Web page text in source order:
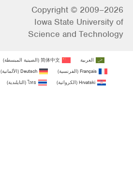
Copyright © 2009–2026
Iowa State University of
Science and Technology
العربية 简体中文
(الصينية المبسطة)
Français
(الفرنسية)
Deutsch
(الألمانية)
Hrvatski
(الكرواتية)
ไทย
(التايلندية)